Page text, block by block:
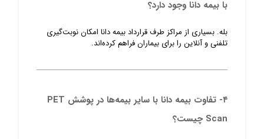
با بیمه دانا وجود دارد؟
بله. بسیاری از مراکز طرف قرارداد بیمه دانا امکان نوبت‌گیری
تلفنی و آنلاین را برای بیماران فراهم کرده‌اند.
۴- تفاوت بیمه دانا با سایر بیمه‌ها در پوشش PET
Scan چیست؟